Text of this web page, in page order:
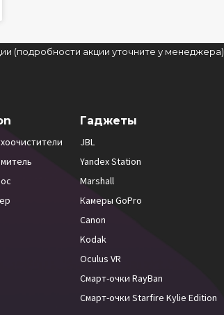
(подробности акции уточните у менеджера)
Гаджеты
JBL
Yandex Station
Marshall
Камеры GoPro
Canon
Kodak
Oculus VR
Смарт-очки RayBan
Смарт-очки Starfire Kylie Edition